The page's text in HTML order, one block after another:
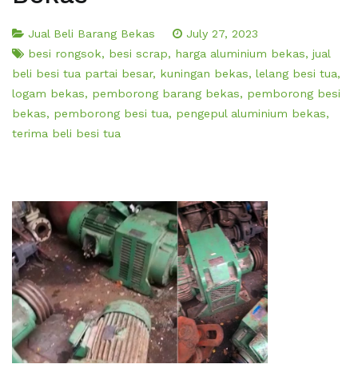
Jual Beli Barang Bekas
July 27, 2023
besi rongsok, besi scrap, harga aluminium bekas, jual
beli besi tua partai besar, kuningan bekas, lelang besi tua,
logam bekas, pemborong barang bekas, pemborong besi
bekas, pemborong besi tua, pengepul aluminium bekas,
terima beli besi tua